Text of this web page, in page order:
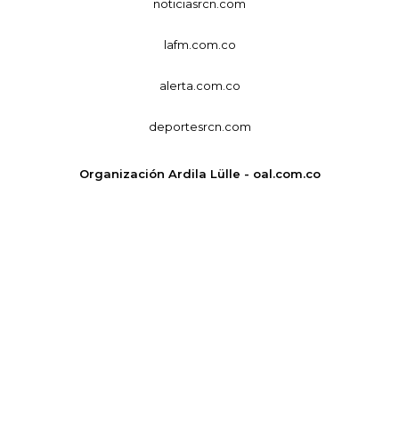
noticiasrcn.com
lafm.com.co
alerta.com.co
deportesrcn.com
Organización Ardila Lülle - oal.com.co